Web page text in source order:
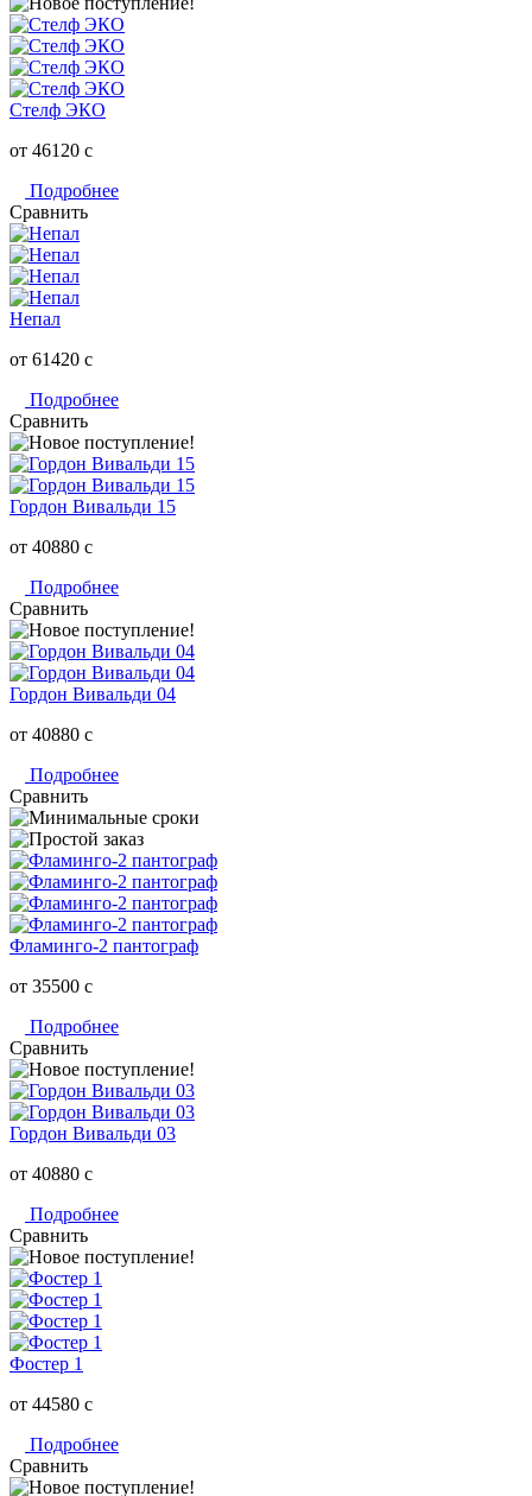
Стелф ЭКО
от 46120 c
Подробнее
Сравнить
Непал
от 61420 c
Подробнее
Сравнить
Гордон Вивальди 15
от 40880 c
Подробнее
Сравнить
Гордон Вивальди 04
от 40880 c
Подробнее
Сравнить
Фламинго-2 пантограф
от 35500 c
Подробнее
Сравнить
Гордон Вивальди 03
от 40880 c
Подробнее
Сравнить
Фостер 1
от 44580 c
Подробнее
Сравнить